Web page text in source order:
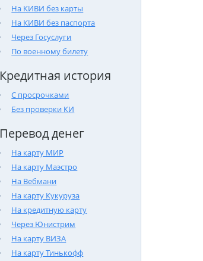
На КИВИ без карты
На КИВИ без паспорта
Через Госуслуги
По военному билету
Кредитная история
С просрочками
Без проверки КИ
Перевод денег
На карту МИР
На карту Маэстро
На Вебмани
На карту Кукуруза
На кредитную карту
Через Юнистрим
На карту ВИЗА
На карту Тинькофф